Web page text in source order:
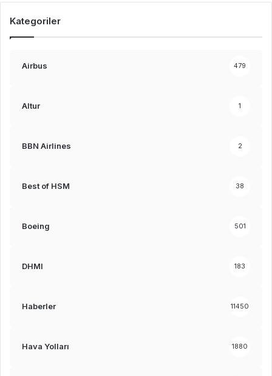
Kategoriler
Airbus 479
Altur 1
BBN Airlines 2
Best of HSM 38
Boeing 501
DHMI 183
Haberler 11450
Hava Yolları 1880